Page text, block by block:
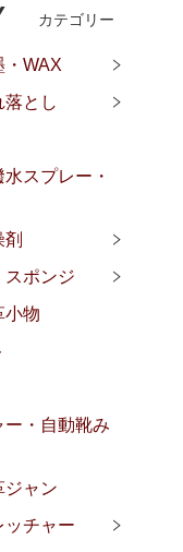
カテゴリー
・WAX
落とし
スプレー・
スポンジ
小物
ー・自動靴み
ジャン
ッチャー